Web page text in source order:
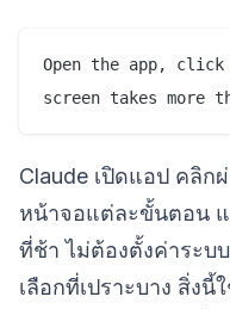
Open the app,
Claude เปิดแอป คลิก
หน้าจอแต่ละขั้นตอน แ
ที่ช้า ไม่ต้องตั้งค่าระบ
เลือกที่เปราะบาง สิ่ง